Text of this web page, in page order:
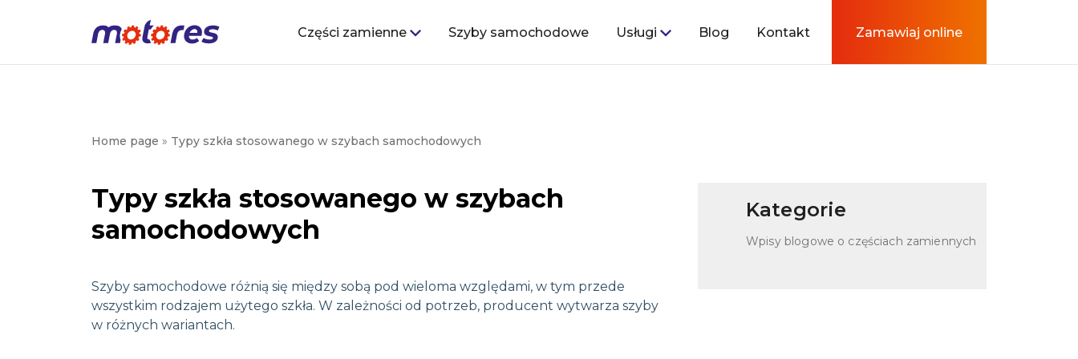
Części zamienne Szyby samochodowe Usługi Blog Kontakt Zamawiaj online
Home page » Typy szkła stosowanego w szybach samochodowych
Typy szkła stosowanego w szybach
samochodowych
Szyby samochodowe różnią się między sobą pod wieloma względami, w tym przede
wszystkim rodzajem użytego szkła. W zależności od potrzeb, producent wytwarza szyby
w różnych wariantach.
Kategorie
Wpisy blogowe o częściach zamiennych
indywidualną ofertę współpracy
Zapraszamy do skorzystania z naszego formularza kontaktowego,
abyśmy mogli dostosować naszą ofertę do Twoich indywidualnych
potrzeb. Wypełnij poniższe pola, a my postaramy się odpowiedzieć